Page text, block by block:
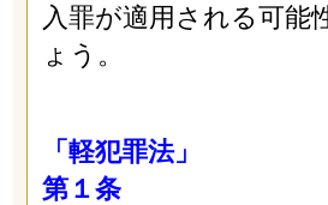
入罪が適用される可能
ょう。
「軽犯罪法」
第１条